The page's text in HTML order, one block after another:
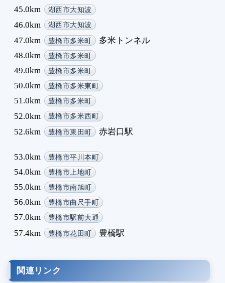
45.0km 湖西市大知波
46.0km 湖西市大知波
47.0km 豊橋市多米町
多米トンネル
48.0km
豊橋市多米町
49.0km 豊橋市多米町
50.0km 豊橋市多米東町
51.0km 豊橋市多米町
52.0km 豊橋市多米西町
52.6km 豊橋市東田町 赤岩口駅
53.0km 豊橋市平川本町
54.0km 豊橋市上地町
55.0km 豊橋市南旭町
56.0km 豊橋市曲尺手町
57.0km 豊橋市駅前大通
57.4km 豊橋市花田町 豊橋駅
関連リンク